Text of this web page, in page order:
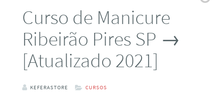
Curso de Manicure
Ribeirão Pires SP →
[Atualizado 2021]
KEFERASTORE CURSOS